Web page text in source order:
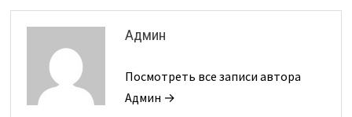
Админ
Посмотреть все записи автора
Админ →